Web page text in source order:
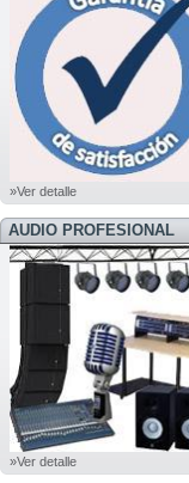
»Ver detalle
AUDIO PROFESIONAL
»Ver detalle